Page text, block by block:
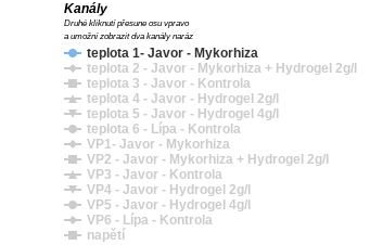
teplota 1- Javor - Mykorhiza
teplota 2 - Javor - Mykorhiza + Hydrogel 2g/l
teplota 3 - Javor - Kontrola
teplota 4 - Javor - Hydrogel 2g/l
teplota 5 - Javor - Hydrogel 4g/l
teplota 6 - Lípa - Kontrola
VP1- Javor - Mykorhiza
VP2 - Javor - Mykorhiza + Hydrogel 2g/l
VP3 - Javor - Kontrola
VP4 - Javor - Hydrogel 2g/l
VP5 - Javor - Hydrogel 4g/l
VP6 - Lípa - Kontrola
napětí
Kanály
Druhé kliknutí přesune osu vpravo
a umožní zobrazit dva kanály naráz